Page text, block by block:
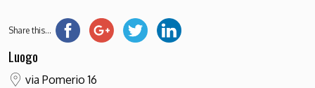
Share this...
Luogo
via Pomerio 16